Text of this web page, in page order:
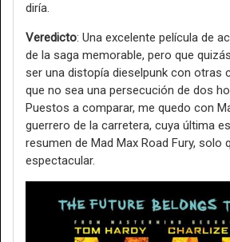
diría.
Veredicto: Una excelente película de
de la saga memorable, pero que
ser una distopía dieselpunk con otras
que no sea una persecución de dos
Puestos a comparar, me quedo con
guerrero de la carretera, cuya última
resumen de Mad Max Road Fury, solo
espectacular.